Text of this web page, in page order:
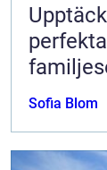
Sofia Blom